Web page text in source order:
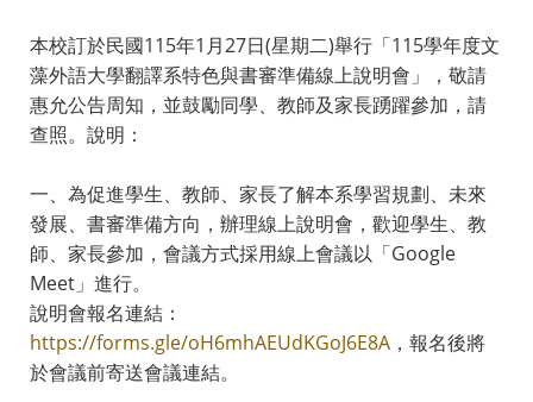
本校訂於民國115年1月27日(星期二)舉行「115學年度文
藻外語大學翻譯系特色與書審準備線上說明會」，敬請
惠允公告周知，並鼓勵同學、教師及家長踴躍參加，請
查照。說明：
一、為促進學生、教師、家長了解本系學習規劃、未來
發展、書審準備方向，辦理線上說明會，歡迎學生、教
師、家長參加，會議方式採用線上會議以「Google
Meet」進行。
說明會報名連結：
https://forms.gle/oH6mhAEUdKGoJ6E8A ，報名後將
於會議前寄送會議連結。